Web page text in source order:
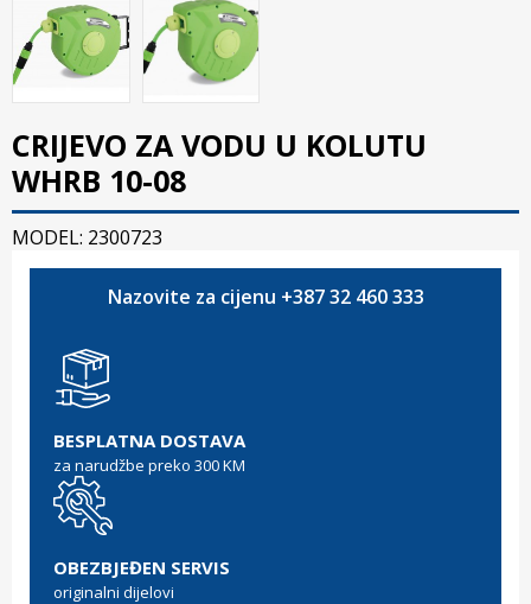
CRIJEVO ZA VODU U KOLUTU
WHRB 10-08
MODEL: 2300723
Nazovite za cijenu +387 32 460 333
BESPLATNA DOSTAVA
za narudžbe preko 300 KM
OBEZBJEĐEN SERVIS
originalni dijelovi